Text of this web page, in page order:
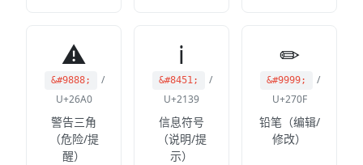
⚠
&#9888;
/
U+26A0
警告三角
（危险/提
醒）
ℹ
&#8451;
/
U+2139
信息符号
（说明/提
示）
✏
&#9999;
/
U+270F
铅笔（编辑/
修改）